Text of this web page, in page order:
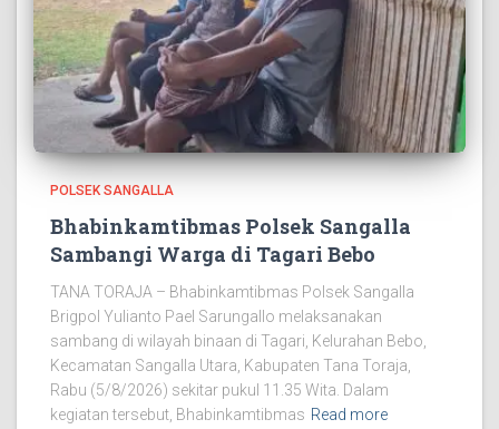
POLSEK SANGALLA
Bhabinkamtibmas Polsek Sangalla
Sambangi Warga di Tagari Bebo
TANA TORAJA – Bhabinkamtibmas Polsek Sangalla
Brigpol Yulianto Pael Sarungallo melaksanakan
sambang di wilayah binaan di Tagari, Kelurahan Bebo,
Kecamatan Sangalla Utara, Kabupaten Tana Toraja,
Rabu (5/8/2026) sekitar pukul 11.35 Wita. Dalam
kegiatan tersebut, Bhabinkamtibmas Read more